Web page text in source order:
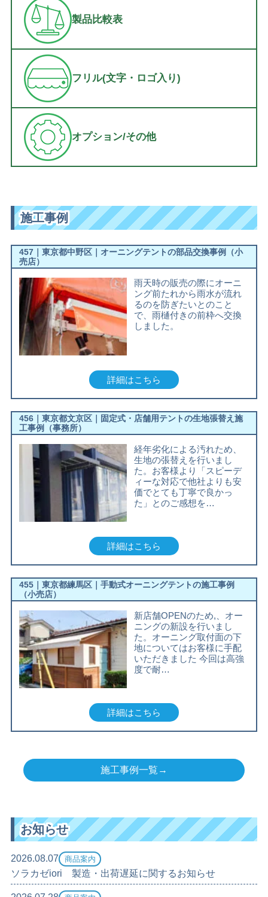
製品比較表
フリル(文字・ロゴ入り)
オプション/その他
施工事例
457｜東京都中野区｜オーニングテントの部品交換事例（小
売店）
雨天時の販売の際にオーニ
ング前たれから雨水が流れ
るのを防ぎたいとのこと
で、雨樋付きの前枠へ交換
しました。
詳細はこちら
456｜東京都文京区｜固定式・店舗用テントの生地張替え施
工事例（事務所）
経年劣化による汚れため、
生地の張替えを行いまし
た。お客様より「スピーデ
ィーな対応で他社よりも安
価でとても丁寧で良かっ
た」とのご感想を…
詳細はこちら
455｜東京都練馬区｜手動式オーニングテントの施工事例
（小売店）
新店舗OPENのため,、オー
ニングの新設を行いまし
た。オーニング取付面の下
地についてはお客様に手配
いただきました 今回は高強
度で耐…
詳細はこちら
施工事例一覧→
お知らせ
2026.08.07 商品案内
ソラカゼiori 製造・出荷遅延に関するお知らせ